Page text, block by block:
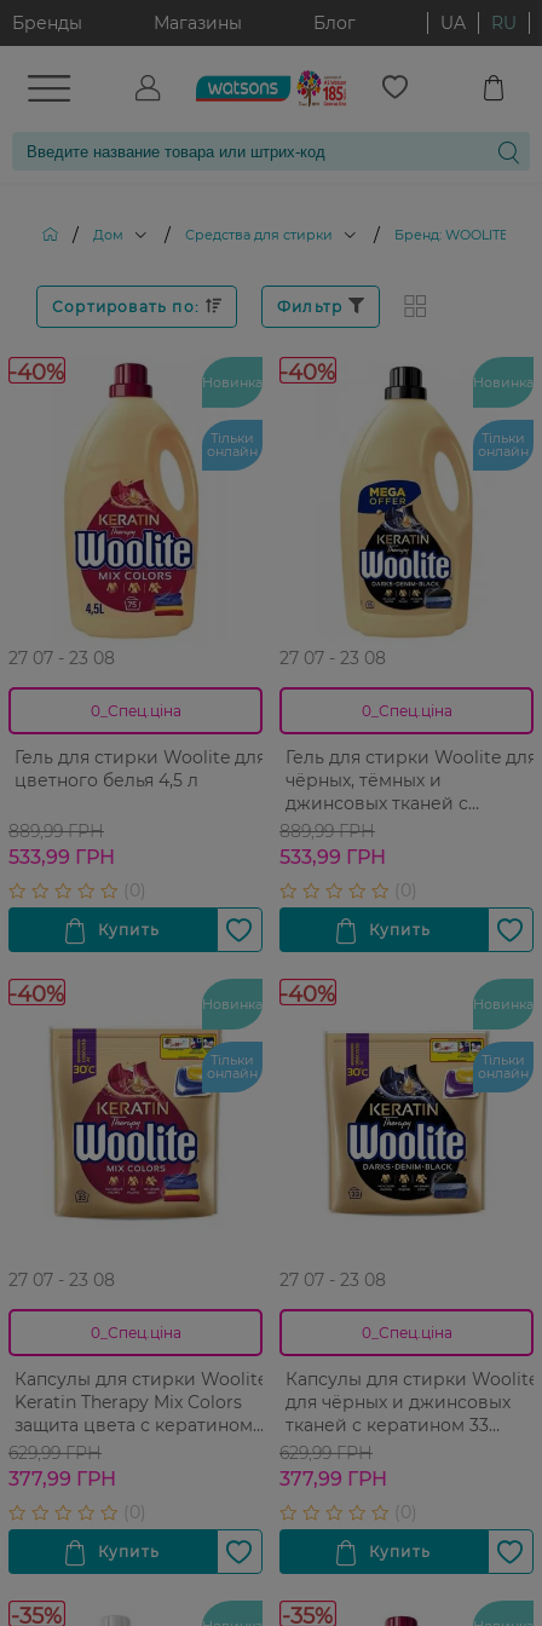
Бренды Магазины Блог UA RU
/ Дом / Средства для стирки / Бренд: WOOLITE
Сортировать по: Фильтр
-40% Новинка
Тільки
онлайн
27 07 - 23 08
0_Спец.ціна
Гель для стирки Woolite для
цветного белья 4,5 л
889,99 ГРН
533,99 ГРН
-40% Новинка
Тільки
онлайн
27 07 - 23 08
0_Спец.ціна
Гель для стирки Woolite для
чёрных, тёмных и
джинсовых тканей с
кератином 4,5 л
889,99 ГРН
533,99 ГРН
-40% Новинка
Тільки
онлайн
27 07 - 23 08
0_Спец.ціна
Капсулы для стирки Woolite
Keratin Therapy Mix Colors
защита цвета с кератином
33 шт
629,99 ГРН
377,99 ГРН
-40% Новинка
Тільки
онлайн
27 07 - 23 08
0_Спец.ціна
Капсулы для стирки Woolite
для чёрных и джинсовых
тканей с кератином 33
стирки
629,99 ГРН
377,99 ГРН
-35% -35%